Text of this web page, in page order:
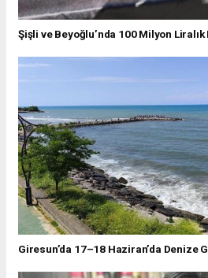
Şişli ve Beyoğlu’nda 100 Milyon
Giresun’da 17–18 Haziran’da Denize